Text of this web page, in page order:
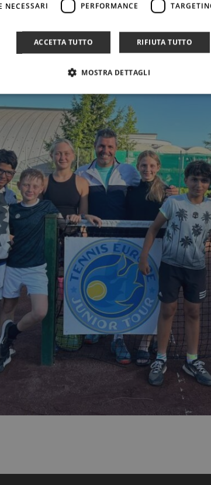
NECESSARI PERFORMANCE
ACCETTA TUTTO RIFIUTA TUTTO
MOSTRA DETTAGLI